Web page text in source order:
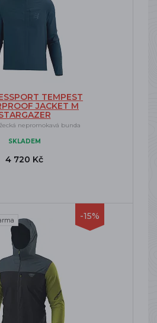
TEMPEST
JACKET M
nepromokavá bunda
SKLADEM
4 720 Kč
-15%